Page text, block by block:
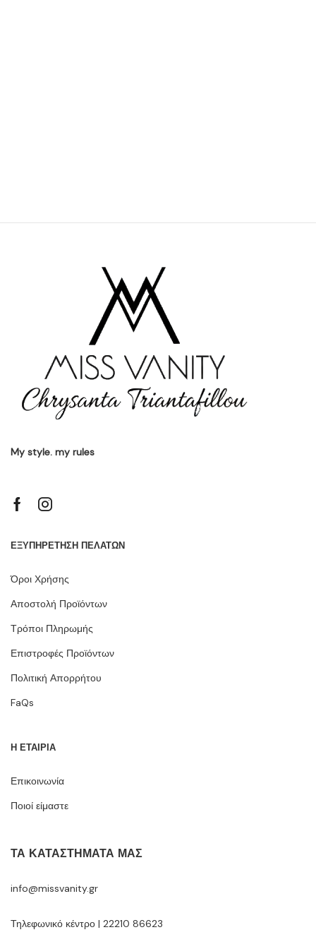
My style. my rules
ΕΞΥΠΗΡΕΤΗΣΗ ΠΕΛΑΤΩΝ
Όροι Χρήσης
Αποστολή Προϊόντων
Τρόποι Πληρωμής
Επιστροφές Προϊόντων
Πολιτική Απορρήτου
FaQs
Η ΕΤΑΙΡΙΑ
Επικοινωνία
Ποιοί είμαστε
ΤΑ ΚΑΤΑΣΤΉΜΑΤΆ ΜΑΣ
info@missvanity.gr
Τηλεφωνικό κέντρο | 22210 86623